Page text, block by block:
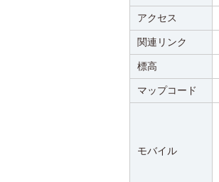
アクセス
関連リンク
標高
マップコード
モバイル